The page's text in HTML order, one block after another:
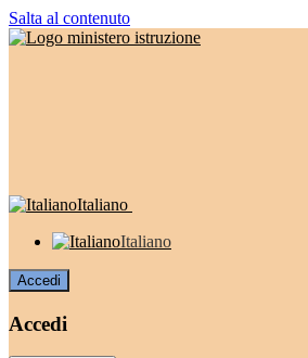
Salta al contenuto
Italiano
Italiano
Accedi
Accedi